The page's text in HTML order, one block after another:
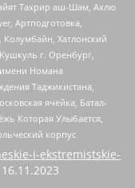
Тахрир аш-Шам, Ахлю
Артподготовка,
Колумбайн, Хатлонский
г. Оренбург,
Номана
Таджикистана,
ячейка, Батал-
Которая Улыбается,
корпус
i-ekstremistskie-
16.11.2023